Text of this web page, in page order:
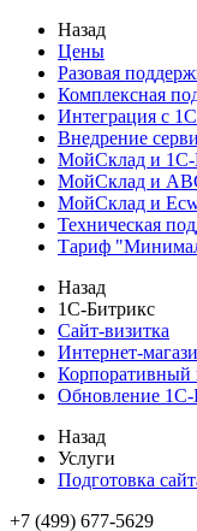
Назад
Цены
Разовая
Комплексная
Интеграция с 1С
Внедрение
МойСклад и 1С-
МойСклад и
МойСклад и
Техническая
Тариф
Назад
1С-Битрикс
Сайт-визитка
Интернет-
Корпоративный
Обновление 1С-
Назад
Услуги
Подготовка
+7 (499) 677-5629